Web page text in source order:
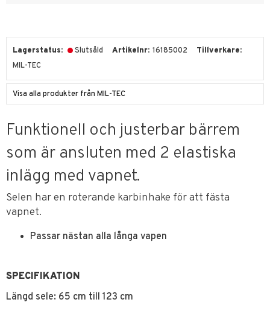
Lagerstatus Slutsåld Artikelnr 16185002
Tillverkare
MIL-TEC
Visa alla produkter från MIL-TEC
Funktionell och justerbar bärrem
som är ansluten med 2 elastiska
inlägg med vapnet.
Selen har en roterande karbinhake för att fästa
vapnet.
Passar nästan alla långa vapen
SPECIFIKATION
Längd sele: 65 cm till 123 cm